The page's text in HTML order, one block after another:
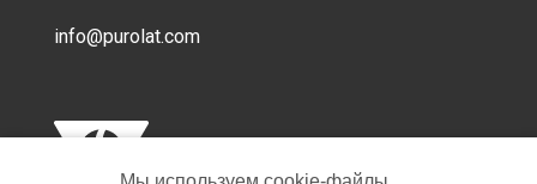
info@purolat.com